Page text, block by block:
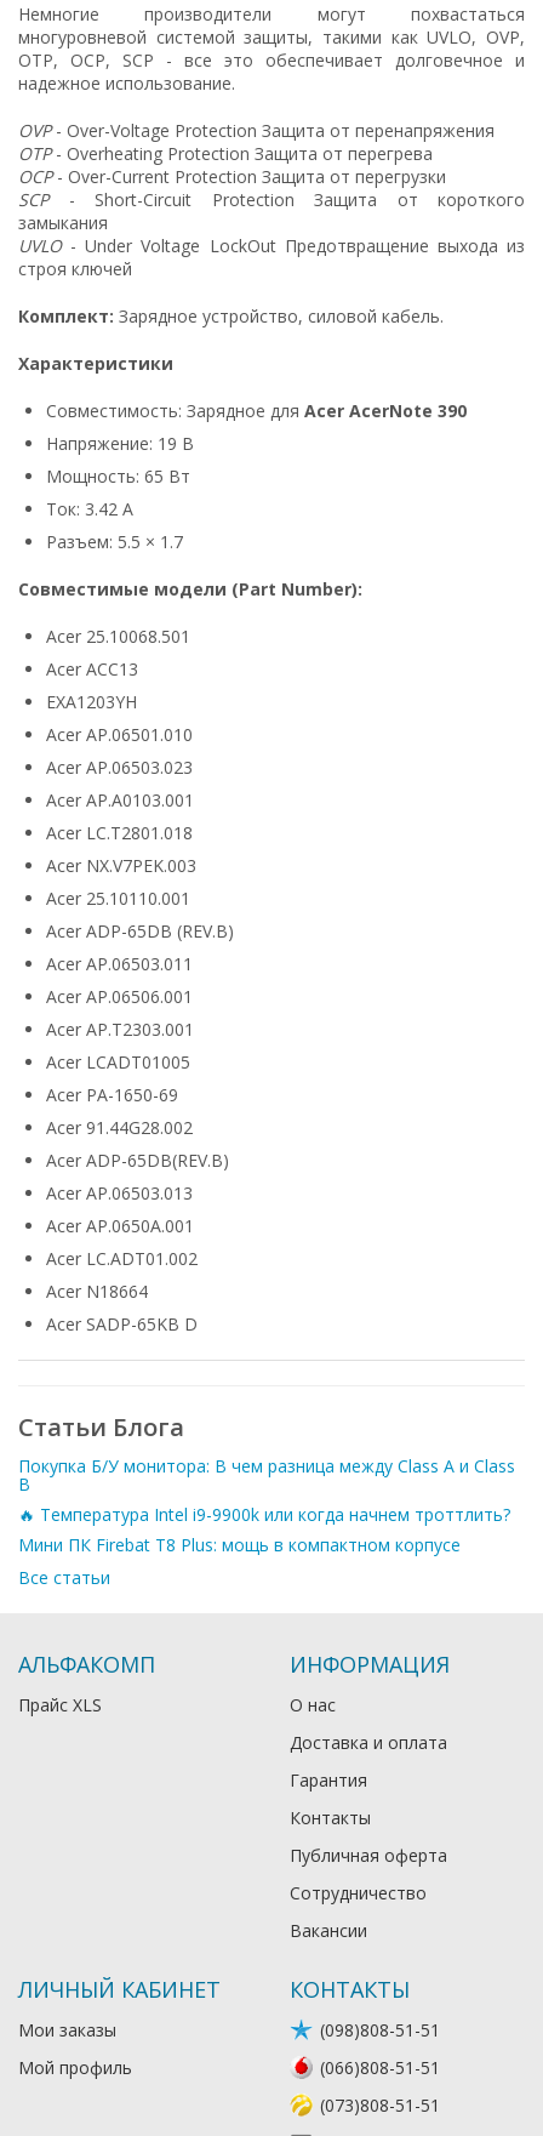
Немногие производители могут похвастаться
многуровневой системой защиты, такими как UVLO, OVP,
OTP, OCP, SCP - все это обеспечивает долговечное и
надежное использование.
OVP- Over-Voltage Protection Защита от перенапряжения
OTP- Overheating Protection Защита от перегрева
OCP- Over-Current Protection Защита от перегрузки
SCP- Short-Circuit Protection Защита от короткого
замыкания
UVLO- Under Voltage LockOut Предотвращение выхода из
строя ключей
Комплект: Зарядное устройство, силовой кабель.
Характеристики
Совместимость: Зарядное для Acer AcerNote 390
Напряжение: 19 В
Мощность: 65 Вт
Ток: 3.42 А
Разъем: 5.5 × 1.7
Совместимые модели (Part Number):
Acer 25.10068.501
Acer ACC13
EXA1203YH
Acer AP.06501.010
Acer AP.06503.023
Acer AP.A0103.001
Acer LC.T2801.018
Acer NX.V7PEK.003
Acer 25.10110.001
Acer ADP-65DB (REV.B)
Acer AP.06503.011
Acer AP.06506.001
Acer AP.T2303.001
Acer LCADT01005
Acer PA-1650-69
Acer 91.44G28.002
Acer ADP-65DB(REV.B)
Acer AP.06503.013
Acer AP.0650A.001
Acer LC.ADT01.002
Acer N18664
Acer SADP-65KB D
Статьи Блога
Покупка Б/У монитора: В чем разница между Class A и Class
B
🔥 Температура Intel i9-9900k или когда начнем троттлить?
Мини ПК Firebat T8 Plus: мощь в компактном корпусе
Все статьи
АЛЬФАКОМП
Прайс XLS
ИНФОРМАЦИЯ
О нас
Доставка и оплата
Гарантия
Контакты
Публичная оферта
Сотрудничество
Вакансии
ЛИЧНЫЙ КАБИНЕТ
Мои заказы
Мой профиль
КОНТАКТЫ
(098)808-51-51
(066)808-51-51
(073)808-51-51